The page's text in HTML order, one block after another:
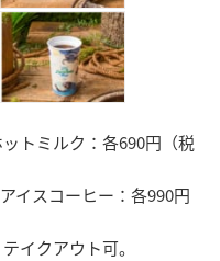
トミルク：各690円（税
イスコーヒー：各990円
イクアウト可。